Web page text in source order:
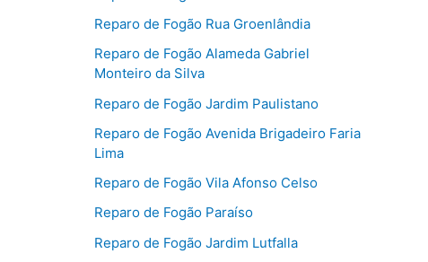
Reparo de Fogão Rua Groenlândia
Reparo de Fogão Alameda Gabriel
Monteiro da Silva
Reparo de Fogão Jardim Paulistano
Reparo de Fogão Avenida Brigadeiro Faria
Lima
Reparo de Fogão Vila Afonso Celso
Reparo de Fogão Paraíso
Reparo de Fogão Jardim Lutfalla